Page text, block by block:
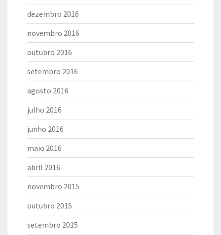
dezembro 2016
novembro 2016
outubro 2016
setembro 2016
agosto 2016
julho 2016
junho 2016
maio 2016
abril 2016
novembro 2015
outubro 2015
setembro 2015